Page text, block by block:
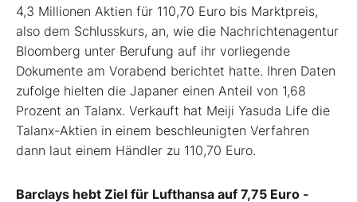
4,3 Millionen Aktien für 110,70 Euro bis Marktpreis,
also dem Schlusskurs, an, wie die Nachrichtenagentur
Bloomberg unter Berufung auf ihr vorliegende
Dokumente am Vorabend berichtet hatte. Ihren Daten
zufolge hielten die Japaner einen Anteil von 1,68
Prozent an Talanx. Verkauft hat Meiji Yasuda Life die
Talanx-Aktien in einem beschleunigten Verfahren
dann laut einem Händler zu 110,70 Euro.
Barclays hebt Ziel für Lufthansa auf 7,75 Euro -